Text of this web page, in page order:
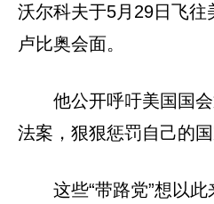
沃尔科夫于5月29日飞往
卢比奥会面。
他公开呼吁美国国
法案，狠狠惩罚自己的国
这些“带路党”想以